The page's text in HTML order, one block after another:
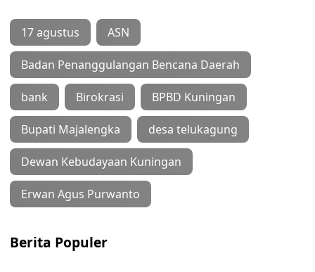
17 agustus ASN
Badan Penanggulangan Bencana Daerah
bank Birokrasi BPBD Kuningan
Bupati Majalengka desa telukagung
Dewan Kebudayaan Kuningan
Erwan Agus Purwanto
Berita Populer